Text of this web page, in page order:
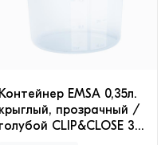
Контейнер EMSA 0,35л.
крыглый, прозрачный /
голубой CLIP&CLOSE 3D